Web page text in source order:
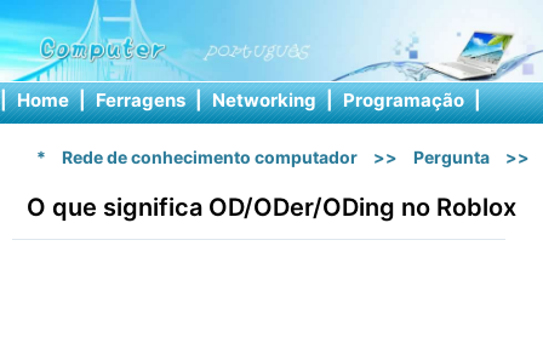
| Home | Ferragens | Networking | Programação |
* Rede de conhecimento computador >> Pergunta >>
O que significa OD/ODer/ODing no Roblox